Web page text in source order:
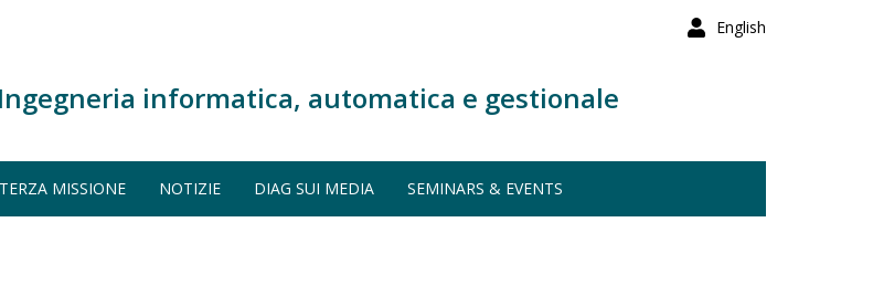
English
informatica, automatica e gestionale
TERZA MISSIONE NOTIZIE DIAG SUI MEDIA SEMINARS & EVENTS